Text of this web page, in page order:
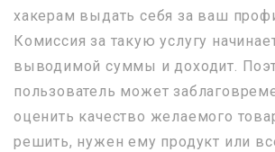
хакерам выдать себя за ваш
Комиссия за такую услугу
выводимой суммы и доходит.
пользователь может
оценить качество желаемого
решить, нужен ему продукт или